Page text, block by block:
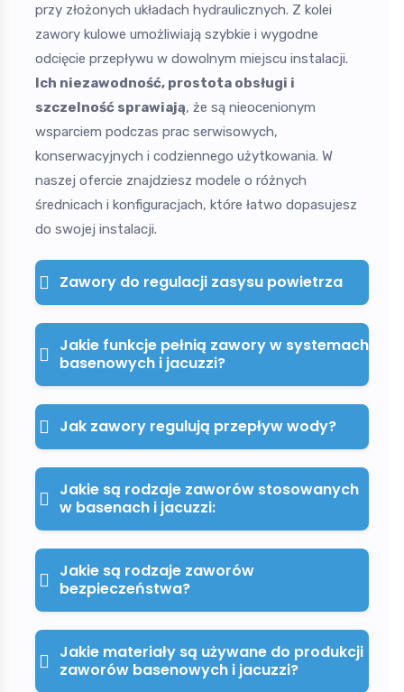
przy złożonych układach hydraulicznych. Z kolei
zawory kulowe umożliwiają szybkie i wygodne
odcięcie przepływu w dowolnym miejscu instalacji.
Ich niezawodność, prostota obsługi i
szczelność sprawiają, że są nieocenionym
wsparciem podczas prac serwisowych,
konserwacyjnych i codziennego użytkowania. W
naszej ofercie znajdziesz modele o różnych
średnicach i konfiguracjach, które łatwo dopasujesz
do swojej instalacji.
Zawory do regulacji zasysu powietrza
Jakie funkcje pełnią zawory w systemach
basenowych i jacuzzi?
Jak zawory regulują przepływ wody?
Jakie są rodzaje zaworów stosowanych
w basenach i jacuzzi:
Jakie są rodzaje zaworów
bezpieczeństwa?
Jakie materiały są używane do produkcji
zaworów basenowych i jacuzzi?